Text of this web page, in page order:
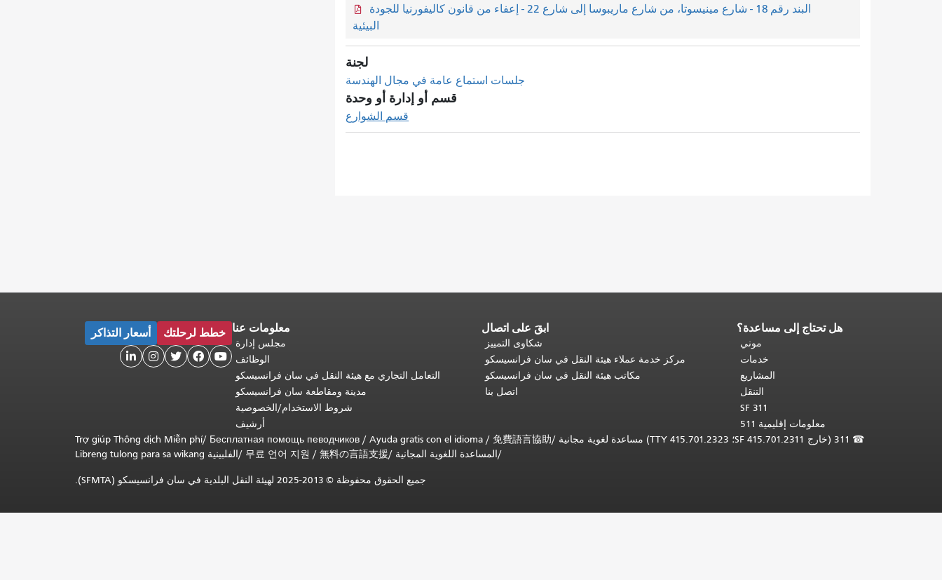
البند رقم 18 - شارع مينيسوتا، من شارع ماريبوسا إلى شارع 22 - إعفاء من قانون كاليفورنيا للجودة
البيئية
لجنة
جلسات استماع عامة في مجال الهندسة
قسم أو إدارة أو وحدة
قسم الشوارع
كل
هل تحتاج إلى مساعدة؟
موني
خدمات
المشاريع
التنقل
SF 311
معلومات إقليمية 511
ابقَ على اتصال
شكاوى التمييز
مركز خدمة عملاء هيئة النقل في سان فرانسيسكو
مكاتب هيئة النقل في سان فرانسيسكو
اتصل بنا
معلومات عنا
مجلس إدارة
الوظائف
التعامل التجاري مع هيئة النقل في سان فرانسيسكو
مدينة ومقاطعة سان فرانسيسكو
شروط الاستخدام/الخصوصية
أرشيف
خطط لرحلتك أسعار التذاكر





☎
免費語言協助
/
Ayuda gratis con el idioma
/
Бесплатная помощь певодчиков
/
Trợ giúp Thông dịch Miễn phí
/المساعدة اللغوية المجانية /
無料の言語支援
/
무료 언어 지원
/Libreng tulong para sa wikang الفلبينية
جميع الحقوق محفوظة © 2013-2025 لهيئة النقل البلدية في سان فرانسيسكو (SFMTA).